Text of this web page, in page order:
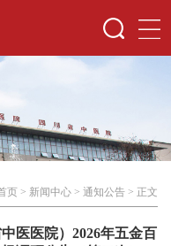
页 > 新闻中心 > 通知公告 > 正文
医医院）2026年五金百